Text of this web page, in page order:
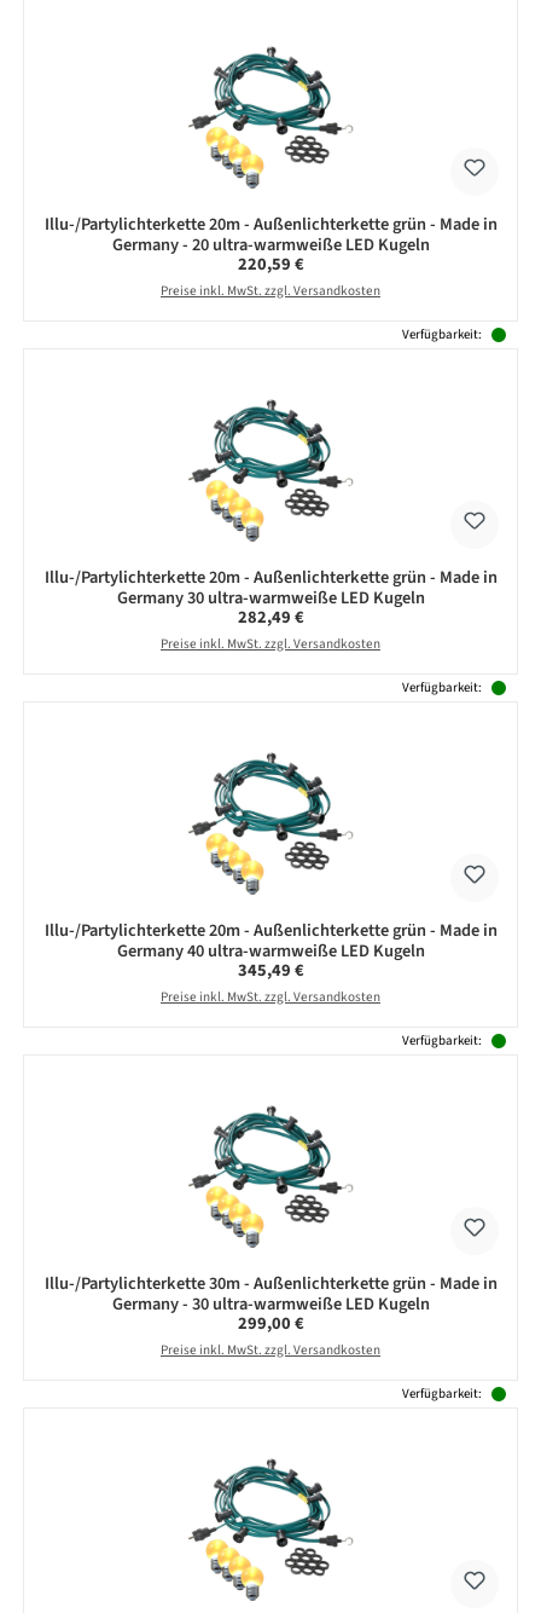
Illu-/Partylichterkette 20m - Außenlichterkette grün - Made in
Germany - 20 ultra-warmweiße LED Kugeln
Regulärer Preis:
220,59 €
Preise inkl. MwSt. zzgl. Versandkosten
Verfügbarkeit:
Illu-/Partylichterkette 20m - Außenlichterkette grün - Made in
Germany 30 ultra-warmweiße LED Kugeln
Regulärer Preis:
282,49 €
Preise inkl. MwSt. zzgl. Versandkosten
Verfügbarkeit:
Illu-/Partylichterkette 20m - Außenlichterkette grün - Made in
Germany 40 ultra-warmweiße LED Kugeln
Regulärer Preis:
345,49 €
Preise inkl. MwSt. zzgl. Versandkosten
Verfügbarkeit:
Illu-/Partylichterkette 30m - Außenlichterkette grün - Made in
Germany - 30 ultra-warmweiße LED Kugeln
Regulärer Preis:
299,00 €
Preise inkl. MwSt. zzgl. Versandkosten
Verfügbarkeit: